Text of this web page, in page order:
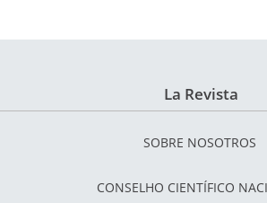
La Revista
SOBRE NOSOTROS
CONSELHO CIENTÍFICO